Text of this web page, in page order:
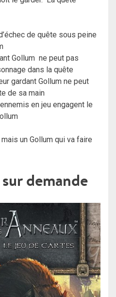
de quête sous peine
Gollum ne peut pas
dans la quête
gardant Gollum ne peut
de sa main
en jeu engagent le
un Gollum qui va faire
demande